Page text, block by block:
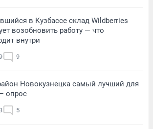
в Кузбассе склад Wildberries
возобновить работу — что
внутри
9
Новокузнецка самый лучший для
опрос
5